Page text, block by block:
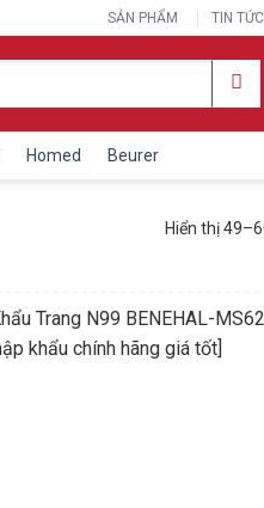
SẢN PHẨM TIN TỨC
Homed Beurer
Hiển thị